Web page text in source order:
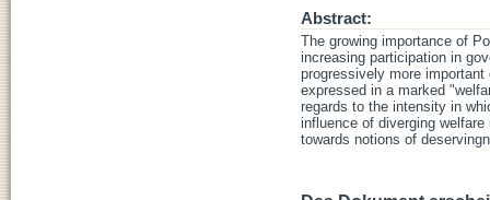
Abstract:
The growing importance of
increasing participation in
progressively more
expressed in a marked
regards to the intensity in
influence of diverging
towards notions of